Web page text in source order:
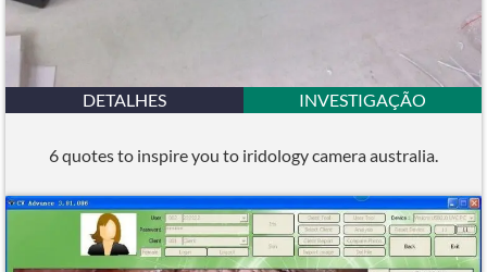
DETALHES INVESTIGAÇÃO
6 quotes to inspire you to iridology camera australia.